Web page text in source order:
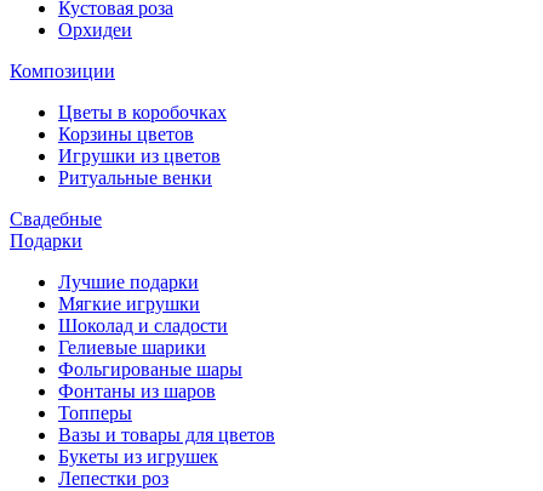
Кустовая роза
Орхидеи
Композиции
Цветы в коробочках
Корзины цветов
Игрушки из цветов
Ритуальные венки
Свадебные
Подарки
Лучшие подарки
Мягкие игрушки
Шоколад и сладости
Гелиевые шарики
Фольгированые шары
Фонтаны из шаров
Топперы
Вазы и товары для цветов
Букеты из игрушек
Лепестки роз